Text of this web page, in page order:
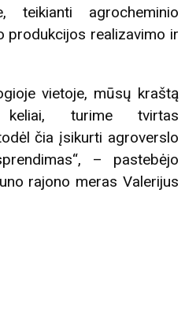
teikianti agrocheminio
produkcijos realizavimo ir
vietoje, mūsų kraštą
keliai, turime tvirtas
čia įsikurti agroverslo
– pastebėjo
rajono meras Valerijus